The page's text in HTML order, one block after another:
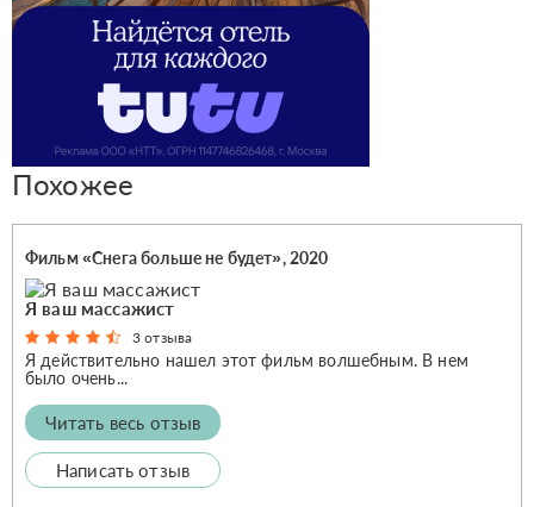
Похожее
Фильм «Снега больше не будет», 2020
Я ваш массажист
3 отзыва
Я действительно нашел этот фильм волшебным. В нем
было очень...
Читать весь отзыв
Написать отзыв